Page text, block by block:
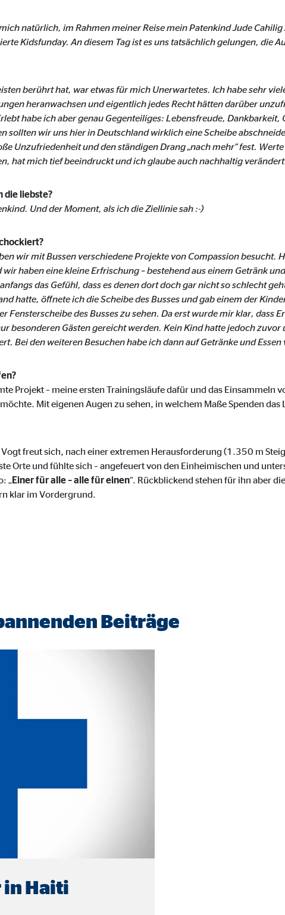
natürlich, im Rahmen meiner Reise mein Patenkind Jude
Kidsfunday. An diesem Tag ist es uns tatsächlich gelungen, die
berührt hat, war etwas für mich Unerwartetes. Ich habe sehr
heranwachsen und eigentlich jedes Recht hätten darüber
habe ich aber genau Gegenteiliges: Lebensfreude,
sollten wir uns hier in Deutschland wirklich eine Scheibe
Unzufriedenheit und den ständigen Drang „nach mehr“ fest.
hat mich tief beeindruckt und ich glaube auch nachhaltig
die liebste?
Und der Moment, als ich die Ziellinie sah :-)
wir mit Bussen verschiedene Projekte von Compassion besucht.
haben eine kleine Erfrischung – bestehend aus einem Getränk
das Gefühl, dass es denen dort doch gar nicht so schlecht
hatte, öffnete ich die Scheibe des Busses und gab einem der
Fensterscheibe des Busses zu sehen. Da erst wurde mir klar, dass
besonderen Gästen gereicht werden. Kein Kind hatte jedoch
Bei den weiteren Besuchen habe ich dann auf Getränke und Essen
Projekt – meine ersten Trainingsläufe dafür und das Einsammeln
Mit eigenen Augen zu sehen, in welchem Maße Spenden
Vogt freut sich, nach einer extremen Herausforderung (1.350 m
Orte und fühlte sich – angefeuert von den Einheimischen und
„Einer für alle – alle für einen“. Rückblickend stehen für ihn aber
klar im Vordergrund.
Beiträge
in Haiti
beim Besuch unserer Webseite standardmäßig blockiert. Durch das
Ihrer Daten an Dienste in datenschutzrechtlich sogenannten Drittländern
Ireland Ltd.
google_maps
Google Ireland Ltd.
24 Monate
youtube
Einbinden von Videos
LongTail Ad Solutions Inc.
24 Monate
Systems AG